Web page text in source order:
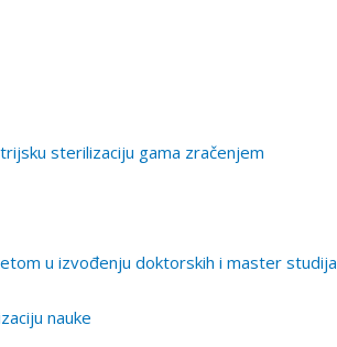
sterilizaciju gama zračenjem
u izvođenju doktorskih i master studija
nauke